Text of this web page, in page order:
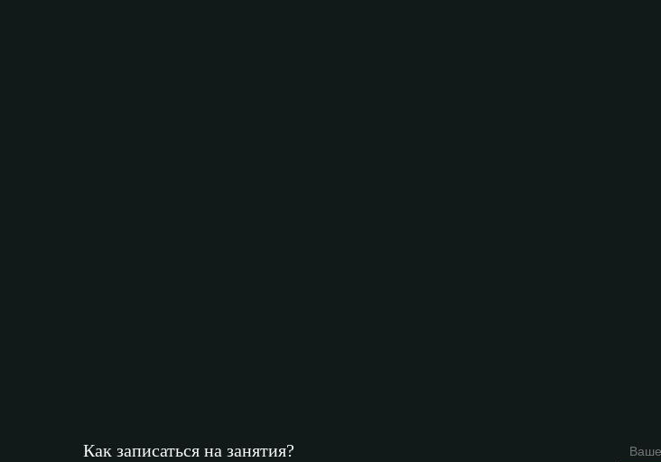
Как записаться на занятия?